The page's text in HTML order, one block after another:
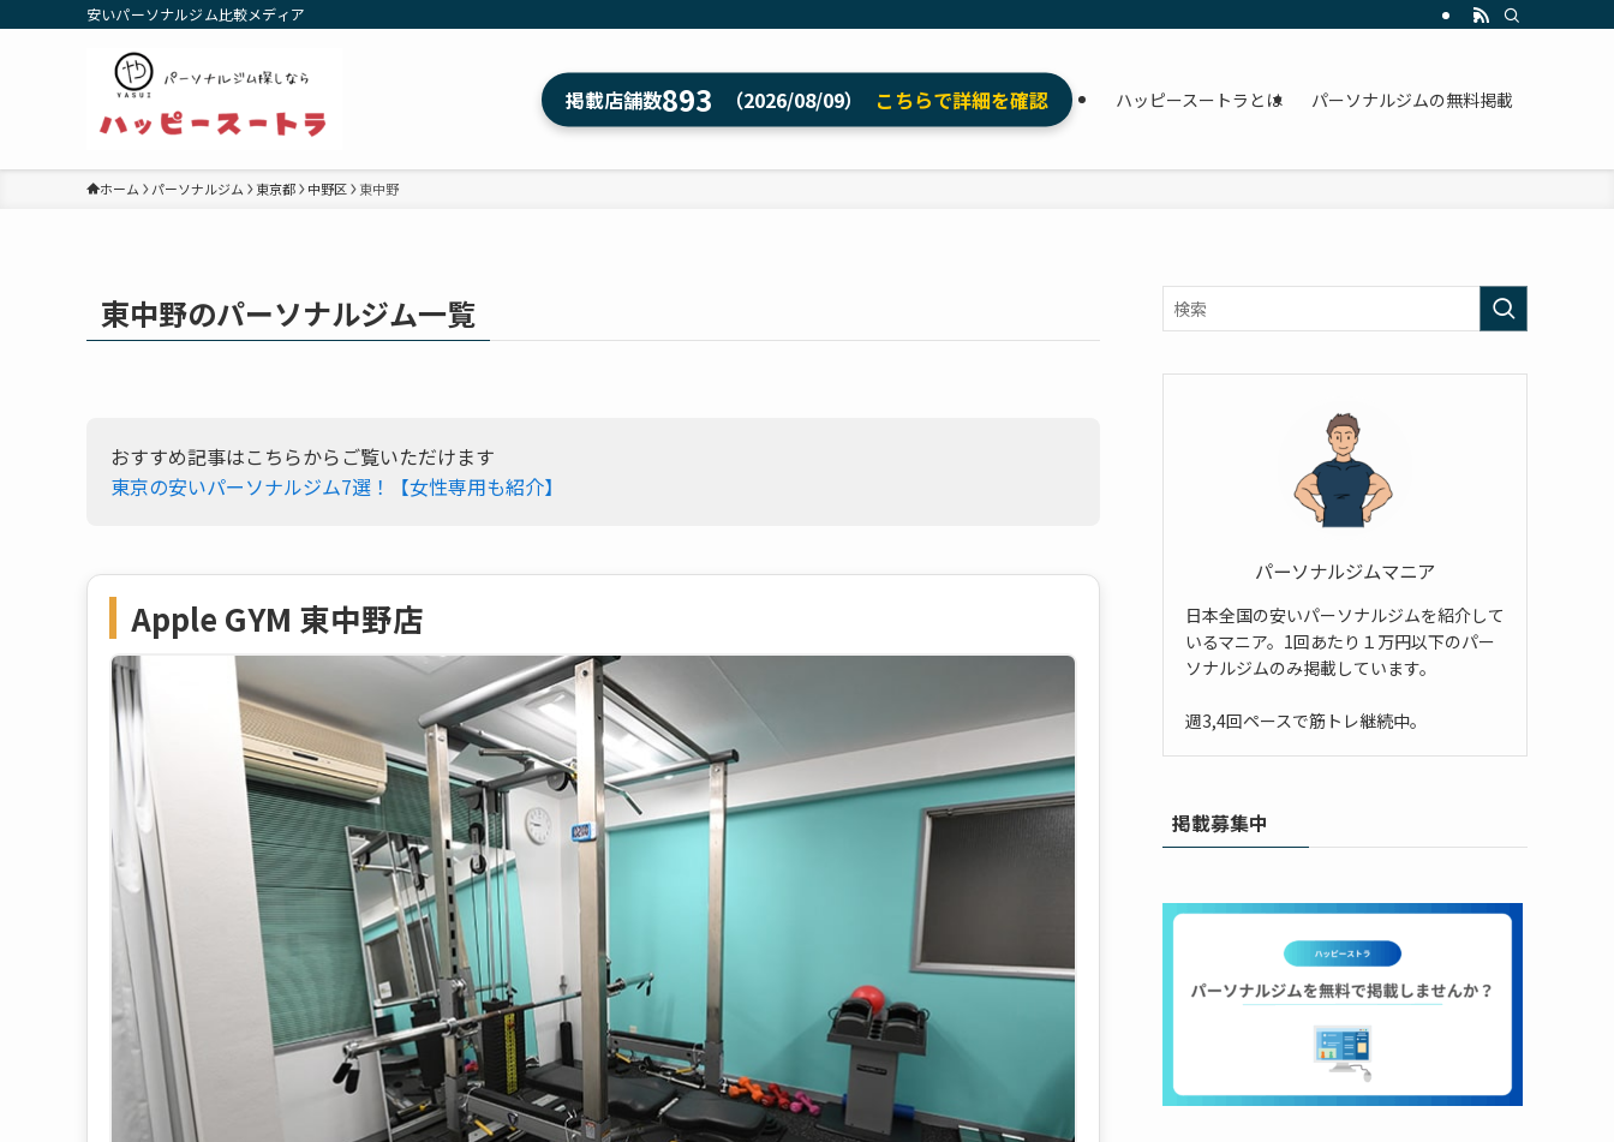
安いパーソナルジム比較メディア
ハッピースートラとは パーソナルジムの無料掲載
掲載店舗数893 （2026/08/09） こちらで詳細を確認
ホーム パーソナルジム 東京都 中野区 東中野
東中野のパーソナルジム一覧
おすすめ記事はこちらからご覧いただけます
東京の安いパーソナルジム7選！【女性専用も紹介】
Apple GYM 東中野店
パーソナルジムマニア
日本全国の安いパーソナルジムを紹介して
いるマニア。1回あたり１万円以下のパー
ソナルジムのみ掲載しています。
週3,4回ペースで筋トレ継続中。
掲載募集中